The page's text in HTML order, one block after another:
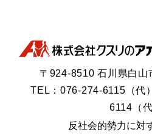
〒924-8510 石川県白山
TEL：076-274-6115（代
6114（代
反社会的勢力に対